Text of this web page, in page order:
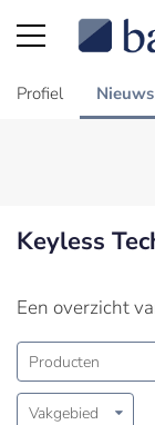
Profiel Nieuws
Keyless
Een overzicht
Producten
Vakgebied